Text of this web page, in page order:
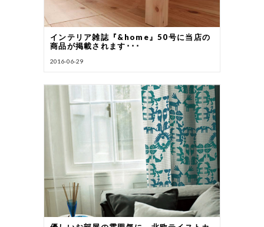
インテリア雑誌『&home』50号に当店の
商品が掲載されます･･･
2016-06-29